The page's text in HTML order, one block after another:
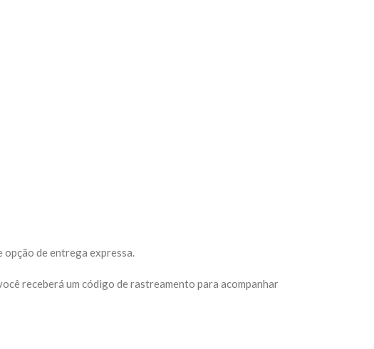
opção de entrega expressa.
receberá um código de rastreamento para acompanhar